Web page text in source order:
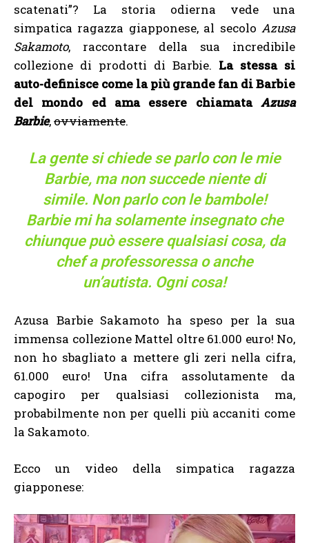
scatenati”? La storia odierna vede una
simpatica ragazza giapponese, al secolo Azusa
Sakamoto, raccontare della sua incredibile
collezione di prodotti di Barbie. La stessa si
auto-definisce come la più grande fan di Barbie
del mondo ed ama essere chiamata Azusa
Barbie,ovviamente.
La gente si chiede se parlo con le mie
Barbie, ma non succede niente di
simile. Non parlo con le bambole!
Barbie mi ha solamente insegnato che
chiunque può essere qualsiasi cosa, da
chef a professoressa o anche
un’autista. Ogni cosa!
Azusa Barbie Sakamoto ha speso per la sua
immensa collezione Mattel oltre 61.000 euro! No,
non ho sbagliato a mettere gli zeri nella cifra,
61.000 euro! Una cifra assolutamente da
capogiro per qualsiasi collezionista ma,
probabilmente non per quelli più accaniti come
la Sakamoto.
Ecco un video della simpatica ragazza
giapponese: